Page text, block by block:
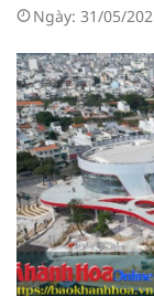
Ngày: 31/05/